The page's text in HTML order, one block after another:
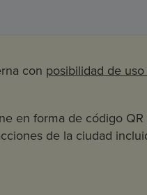
con posibilidad de
en forma de código
de la ciudad